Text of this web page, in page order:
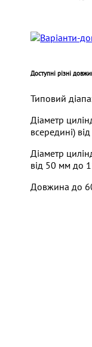
Доступні різні
Типовий
Діаметр
всередині)
Діаметр
від 50 мм до
Довжина до